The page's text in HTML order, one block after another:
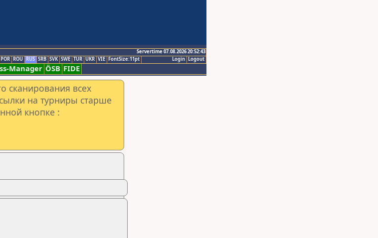
Servertime 07.08.2026 20:52:43
Logout
Login
POR ROU RUS SRB SVK SWE TUR UKR VIE FontSize:11pt
Manager ÖSB FIDE
сканирования всех
на турниры старше
кнопке :